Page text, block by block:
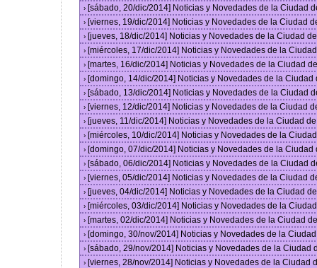
› [sábado, 20/dic/2014] Noticias y Novedades de la Ciudad
› [viernes, 19/dic/2014] Noticias y Novedades de la Ciudad
› [jueves, 18/dic/2014] Noticias y Novedades de la Ciudad
› [miércoles, 17/dic/2014] Noticias y Novedades de la
› [martes, 16/dic/2014] Noticias y Novedades de la Ciudad
› [domingo, 14/dic/2014] Noticias y Novedades de la
› [sábado, 13/dic/2014] Noticias y Novedades de la Ciudad
› [viernes, 12/dic/2014] Noticias y Novedades de la Ciudad
› [jueves, 11/dic/2014] Noticias y Novedades de la Ciudad
› [miércoles, 10/dic/2014] Noticias y Novedades de la
› [domingo, 07/dic/2014] Noticias y Novedades de la
› [sábado, 06/dic/2014] Noticias y Novedades de la Ciudad
› [viernes, 05/dic/2014] Noticias y Novedades de la Ciudad
› [jueves, 04/dic/2014] Noticias y Novedades de la Ciudad
› [miércoles, 03/dic/2014] Noticias y Novedades de la
› [martes, 02/dic/2014] Noticias y Novedades de la Ciudad
› [domingo, 30/nov/2014] Noticias y Novedades de la
› [sábado, 29/nov/2014] Noticias y Novedades de la Ciudad
› [viernes, 28/nov/2014] Noticias y Novedades de la Ciudad